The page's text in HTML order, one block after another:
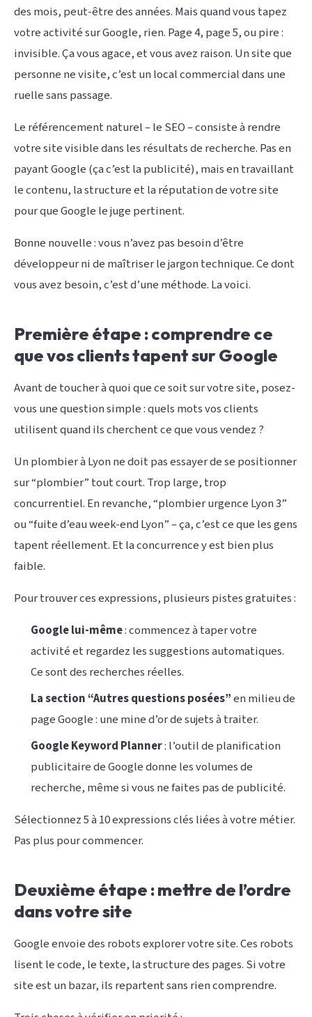
des mois, peut-être des années. Mais quand vous tapez
votre activité sur Google, rien. Page 4, page 5, ou pire :
invisible. Ça vous agace, et vous avez raison. Un site que
personne ne visite, c’est un local commercial dans une
ruelle sans passage.
Le référencement naturel – le SEO – consiste à rendre
votre site visible dans les résultats de recherche. Pas en
payant Google (ça c’est la publicité), mais en travaillant
le contenu, la structure et la réputation de votre site
pour que Google le juge pertinent.
Bonne nouvelle : vous n’avez pas besoin d’être
développeur ni de maîtriser le jargon technique. Ce dont
vous avez besoin, c’est d’une méthode. La voici.
Première étape : comprendre ce
que vos clients tapent sur Google
Avant de toucher à quoi que ce soit sur votre site, posez-
vous une question simple : quels mots vos clients
utilisent quand ils cherchent ce que vous vendez ?
Un plombier à Lyon ne doit pas essayer de se positionner
sur “plombier” tout court. Trop large, trop
concurrentiel. En revanche, “plombier urgence Lyon 3”
ou “fuite d’eau week-end Lyon” – ça, c’est ce que les gens
tapent réellement. Et la concurrence y est bien plus
faible.
Pour trouver ces expressions, plusieurs pistes gratuites :
Google lui-même: commencez à taper votre
activité et regardez les suggestions automatiques.
Ce sont des recherches réelles.
La section “Autres questions posées”en milieu de
page Google : une mine d’or de sujets à traiter.
Google Keyword Planner: l’outil de planification
publicitaire de Google donne les volumes de
recherche, même si vous ne faites pas de publicité.
Sélectionnez 5 à 10 expressions clés liées à votre métier.
Pas plus pour commencer.
Deuxième étape : mettre de l’ordre
dans votre site
Google envoie des robots explorer votre site. Ces robots
lisent le code, le texte, la structure des pages. Si votre
site est un bazar, ils repartent sans rien comprendre.